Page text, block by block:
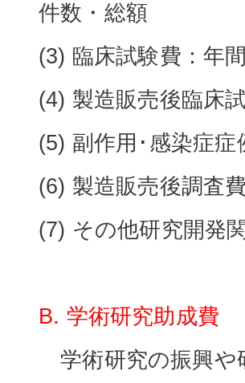
件数・総額
(3) 臨床試験費：年
(4) 製造販売後臨床
(5) 副作用･感染症
(6) 製造販売後調査
(7) その他研究開発
B. 学術研究助成費
学術研究の振興や